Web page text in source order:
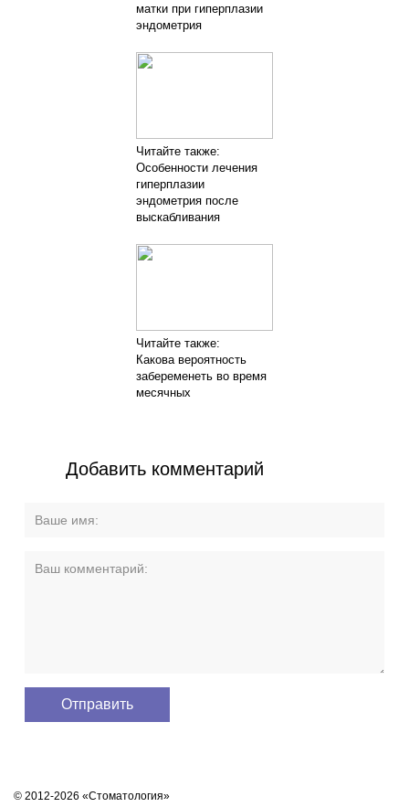
матки при гиперплазии
эндометрия
Читайте также:
Особенности лечения
гиперплазии
эндометрия после
выскабливания
Читайте также:
Какова вероятность
забеременеть во время
месячных
Добавить комментарий
© 2012-2026 «Стоматология»